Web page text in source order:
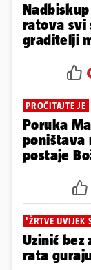
ratova svi
graditelji
PROČITAJTE JE
Poruka
poništava
postaje
'ŽRTVE UVIJEK
Uzinić bez
rata